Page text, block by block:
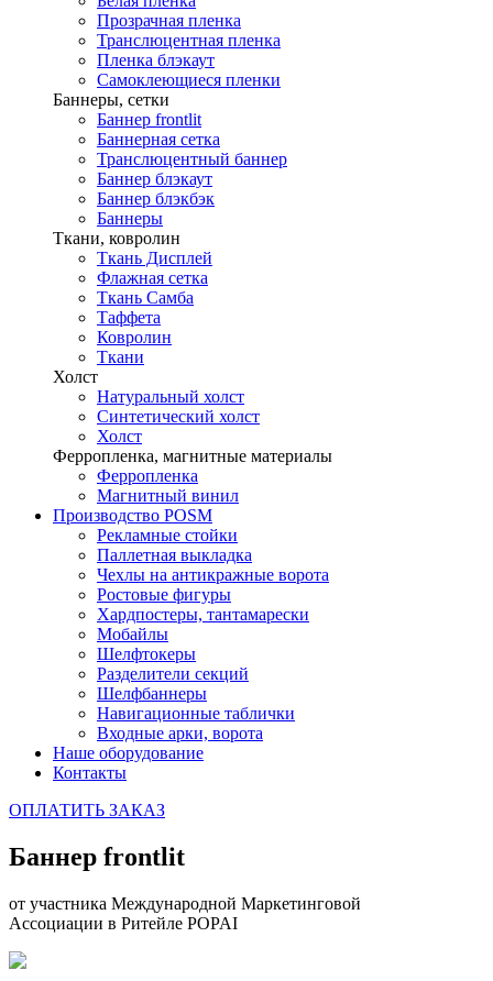
Прозрачная пленка
Транслюцентная пленка
Пленка блэкаут
Самоклеющиеся пленки
Баннеры, сетки
Баннер frontlit
Баннерная сетка
Транслюцентный баннер
Баннер блэкаут
Баннер блэкбэк
Баннеры
Ткани, ковролин
Ткань Дисплей
Флажная сетка
Ткань Самба
Таффета
Ковролин
Ткани
Холст
Натуральный холст
Синтетический холст
Холст
Ферропленка, магнитные материалы
Ферропленка
Магнитный винил
Производство POSM
Рекламные стойки
Паллетная выкладка
Чехлы на антикражные ворота
Ростовые фигуры
Хардпостеры, тантамарески
Мобайлы
Шелфтокеры
Разделители секций
Шелфбаннеры
Навигационные таблички
Входные арки, ворота
Наше оборудование
Контакты
ОПЛАТИТЬ ЗАКАЗ
Баннер frontlit
от участника Международной Маркетинговой
Ассоциации в Ритейле POPAI